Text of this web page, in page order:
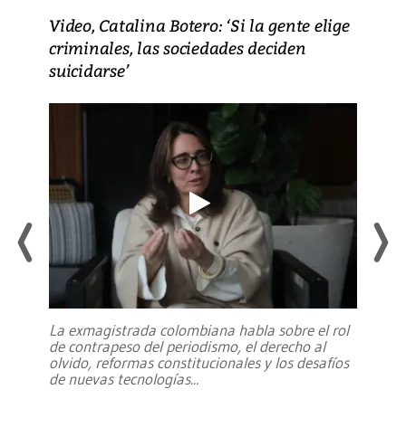
Video, Catalina Botero: ‘Si la gente elige
criminales, las sociedades deciden
suicidarse’
La exmagistrada colombiana habla sobre el rol
de contrapeso del periodismo, el derecho al
olvido, reformas constitucionales y los desafíos
de nuevas tecnologías...